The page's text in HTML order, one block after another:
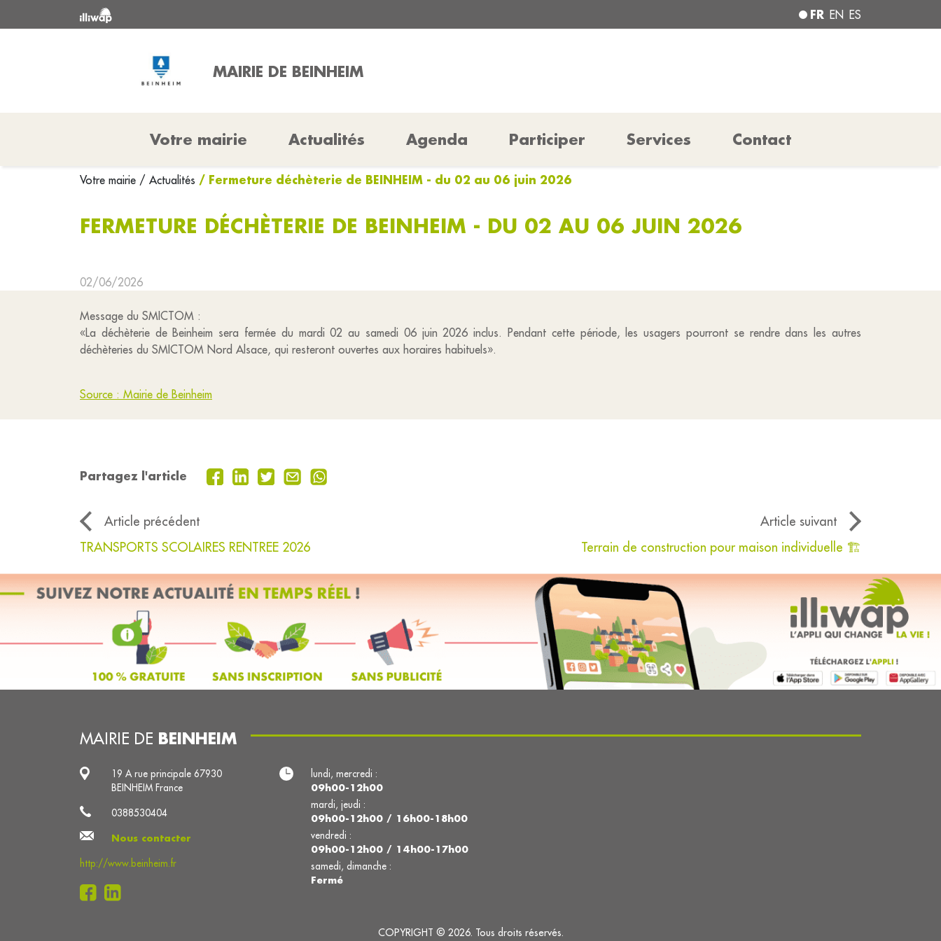
FR EN ES
MAIRIE DE BEINHEIM
Votre mairie Actualités Agenda Participer Services Contact
Votre mairie / Actualités / Fermeture déchèterie de BEINHEIM - du 02 au 06 juin 2026
FERMETURE DÉCHÈTERIE DE BEINHEIM - DU 02 AU 06 JUIN 2026
02/06/2026
Message du SMICTOM :
«La déchèterie de Beinheim sera fermée du mardi 02 au samedi 06 juin 2026 inclus. Pendant cette période, les usagers pourront se rendre dans les autres
déchèteries du SMICTOM Nord Alsace, qui resteront ouvertes aux horaires habituels».
Source : Mairie de Beinheim
Partagez l'article
Article précédent
Article suivant
TRANSPORTS SCOLAIRES RENTREE 2026
Terrain de construction pour maison individuelle 🏗
MAIRIE DE BEINHEIM
19 A rue principale 67930
BEINHEIM France
0388530404
Nous contacter
http://www.beinheim.fr
lundi, mercredi :
09h00-12h00
mardi, jeudi :
09h00-12h00 / 16h00-18h00
vendredi :
09h00-12h00 / 14h00-17h00
samedi, dimanche :
Fermé
COPYRIGHT © 2026. Tous droits réservés.